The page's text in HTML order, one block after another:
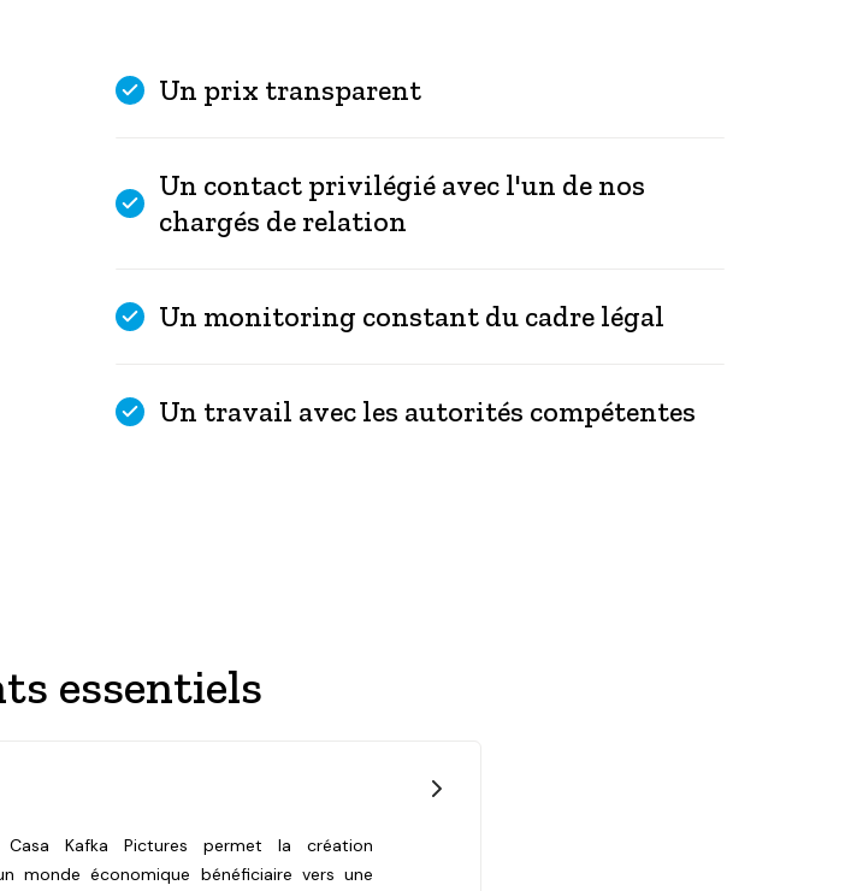
Un prix transparent
Un contact privilégié avec l'un de nos
chargés de relation
Un monitoring constant du cadre légal
Un travail avec les autorités compétentes
essentiels
Kafka Pictures permet la création
monde économique bénéficiaire vers une